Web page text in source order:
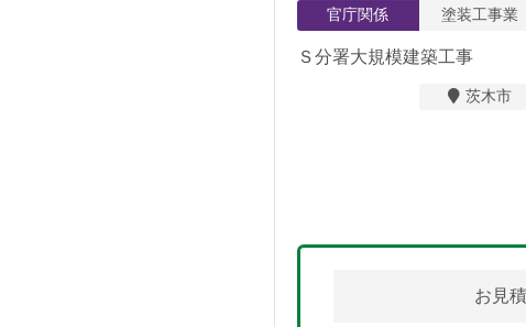
官庁関係 塗装工事業
Ｓ分署大規模建築工事
茨木市
お見